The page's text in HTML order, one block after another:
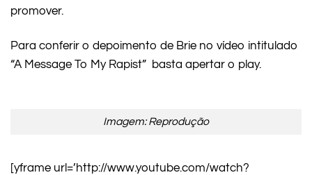
promover.
Para conferir o depoimento de Brie no vídeo intitulado
“A Message To My Rapist” basta apertar o play.
Imagem: Reprodução
[yframe url=’http://www.youtube.com/watch?